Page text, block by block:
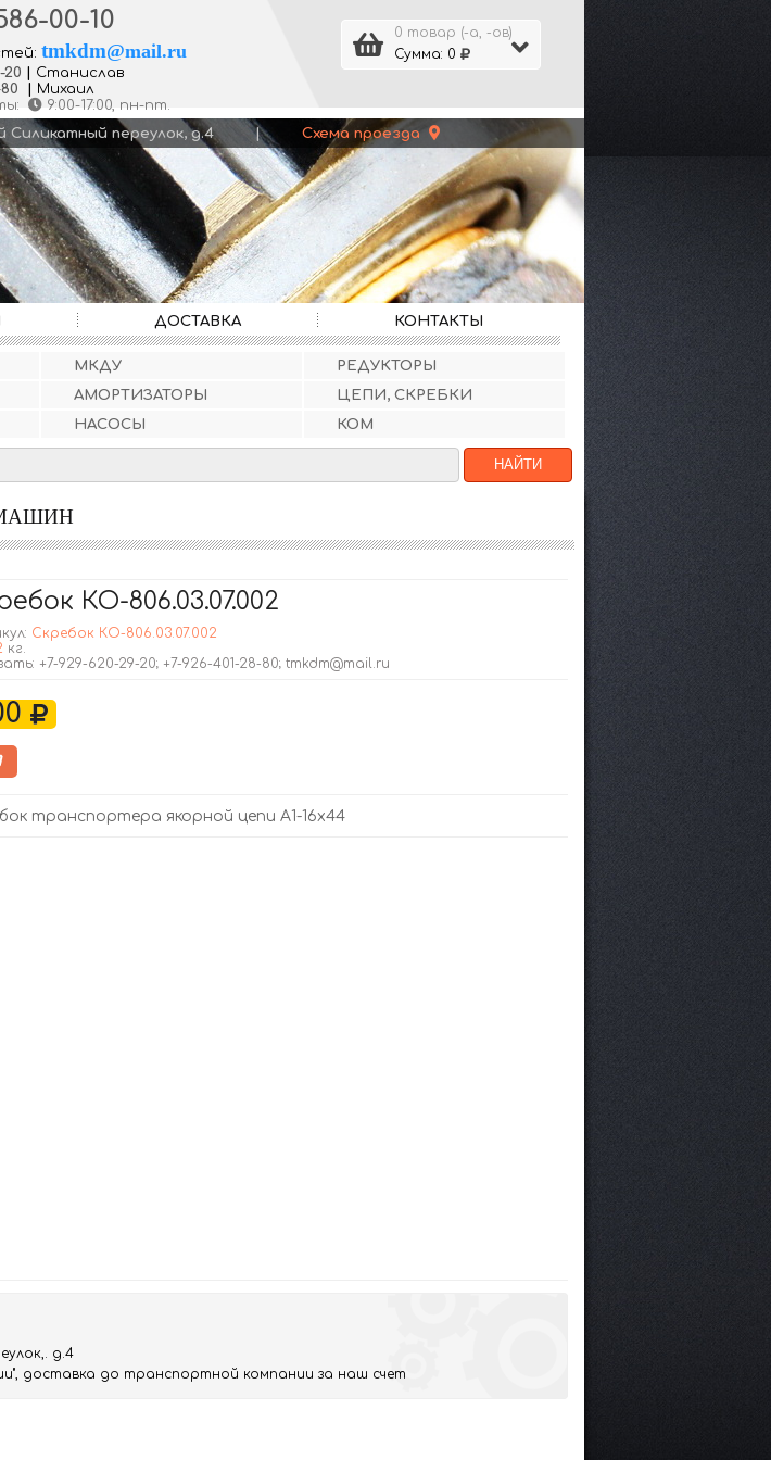
0 товар (-а, -ов)
Сумма: 0
00-10
tmkdm@mail.ru
20
Станислав
Михаил
9:00-17:00, пн-пт.
1-ый Силикатный переулок, д.4 | Схема проезда
ДОСТАВКА КОНТАКТЫ
МКДУ
РЕДУКТОРЫ
АМОРТИЗАТОРЫ
ЦЕПИ, СКРЕБКИ
НАСОСЫ КОМ
КО-806.03.07.002
Скребок КО-806.03.07.002
кг.
+7-929-620-29-20; +7-926-401-28-80; tmkdm@mail.ru
транспортера якорной цепи А1-16х44
д.4
доставка до транспортной компании за наш счет